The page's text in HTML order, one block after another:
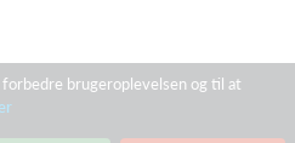
brugeroplevelsen og til at